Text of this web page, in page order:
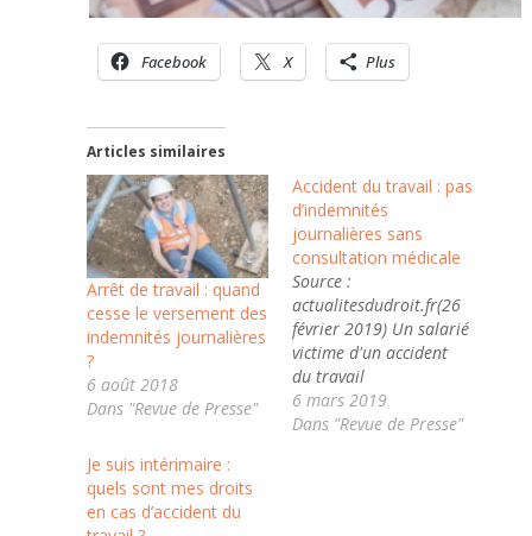
Facebook X Plus
Articles similaires
Arrêt de travail : quand
cesse le versement des
indemnités journalières
?
6 août 2018
Dans "Revue de Presse"
Accident du travail : pas
d’indemnités
journalières sans
consultation médicale
Source :
actualitesdudroit.fr(26
février 2019) Un salarié
victime d'un accident
du travail
ne peut percevoir des
indemnités journalières
6 mars 2019
Dans "Revue de Presse"
Je suis intérimaire :
quels sont mes droits
en cas d’accident du